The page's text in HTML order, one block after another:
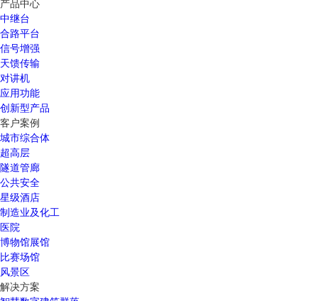
产品中心
中继台
合路平台
信号增强
天馈传输
对讲机
应用功能
创新型产品
客户案例
城市综合体
超高层
隧道管廊
公共安全
星级酒店
制造业及化工
医院
博物馆展馆
比赛场馆
风景区
解决方案